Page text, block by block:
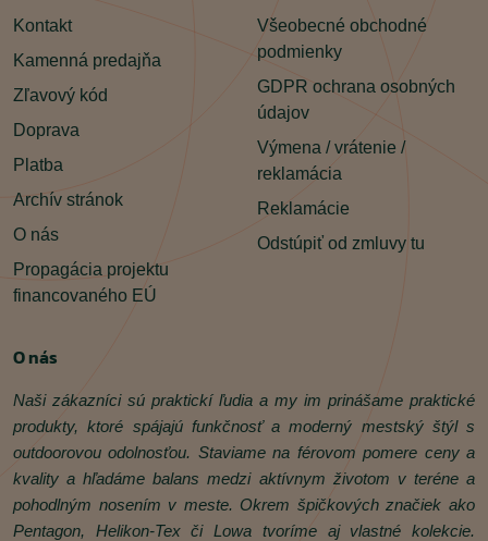
Kontakt
Kamenná predajňa
Zľavový kód
Doprava
Platba
Archív stránok
O nás
Propagácia projektu
financovaného EÚ
Všeobecné obchodné
podmienky
GDPR ochrana osobných
údajov
Výmena / vrátenie /
reklamácia
Reklamácie
Odstúpiť od zmluvy tu
O nás
Naši zákazníci sú praktickí ľudia a my im prinášame praktické
produkty, ktoré spájajú funkčnosť a moderný mestský štýl s
outdoorovou odolnosťou. Staviame na férovom pomere ceny a
kvality a hľadáme balans medzi aktívnym životom v teréne a
pohodlným nosením v meste. Okrem špičkových značiek ako
Pentagon, Helikon‑Tex či Lowa tvoríme aj vlastné kolekcie.